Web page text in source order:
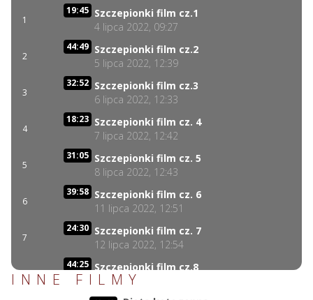
1
19:45 Szczepionki film cz.1
4 lipca 2022, 09:27
2
44:49 Szczepionki film cz.2
5 lipca 2022, 12:39
3
32:52 Szczepionki film cz.3
6 lipca 2022, 12:33
4
18:23 Szczepionki film cz. 4
7 lipca 2022, 12:42
5
31:05 Szczepionki film cz. 5
8 lipca 2022, 12:43
6
39:58 Szczepionki film cz. 6
11 lipca 2022, 12:51
7
24:30 Szczepionki film cz. 7
12 lipca 2022, 12:54
8
44:25 Szczepionki film cz.8
13 lipca 2022, 12:58
INNE FILMY